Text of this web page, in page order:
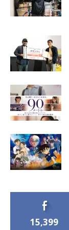
15,399